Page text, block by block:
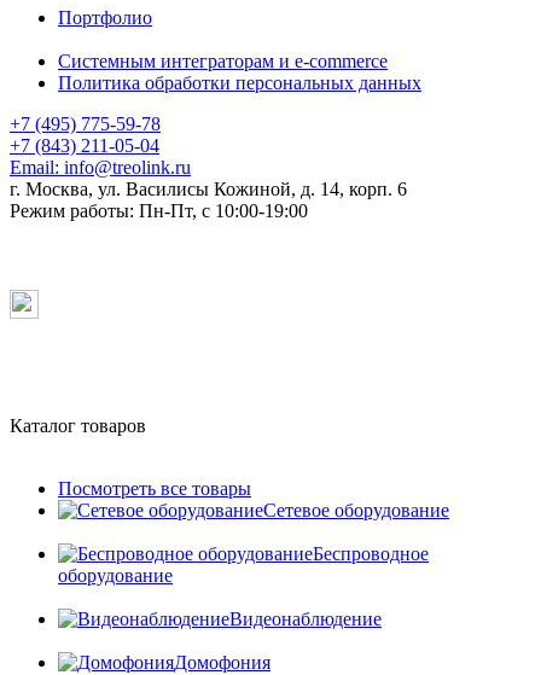
Портфолио
Системным интеграторам и e-commerce
Политика обработки персональных данных
+7 (495) 775-59-78
+7 (843) 211-05-04
Email: info@treolink.ru
г. Москва, ул. Василисы Кожиной, д. 14, корп. 6
Режим работы: Пн-Пт, с 10:00-19:00
Каталог товаров
Посмотреть все товары
Сетевое оборудование
Беспроводное
оборудование
Видеонаблюдение
Домофония